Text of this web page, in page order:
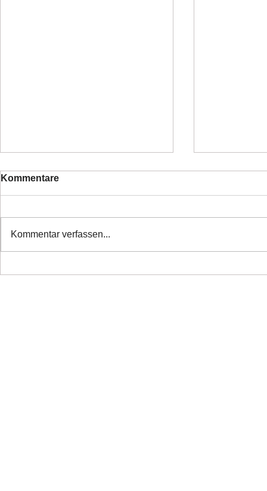
Kommentare
Kommentar verfassen...